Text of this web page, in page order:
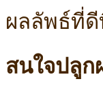
ผลลัพธ์ที่
สนใจปลู